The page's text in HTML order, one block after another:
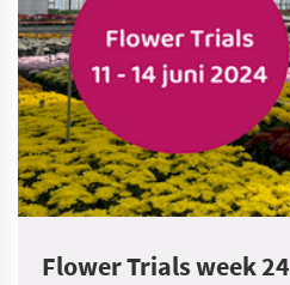
Flower Trials week 24